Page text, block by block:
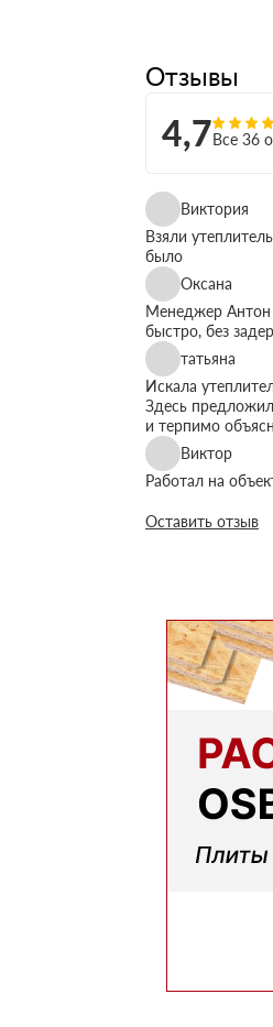
Отзывы
4,7Все 36
Виктория
Взяли
было
Оксана
Менеджер Антон
быстро, без
татьяна
Искала
Здесь
и терпимо
Виктор
Работал на
Максим
Заказывал
заказывать еще
Денис
Понадобился
Наталья
Обращались в
выгоднее. Плюс
Оформили
Заказывала
помог выбрать.
Оставить отзыв